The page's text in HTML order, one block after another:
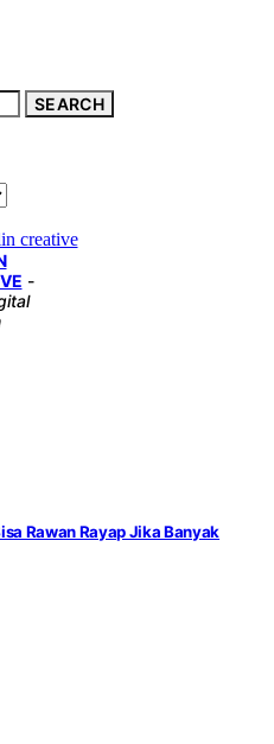
SEARCH
-
Rawan Rayap Jika Banyak